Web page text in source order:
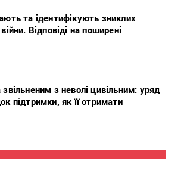
та ідентифікують зниклих
Відповіді на поширені
звільненим з неволі цивільним: уряд
підтримки, як її отримати